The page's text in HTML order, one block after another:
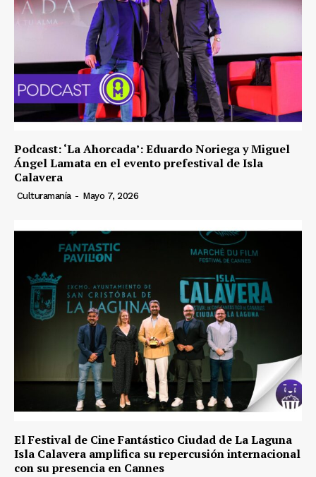
Podcast: ‘La Ahorcada’: Eduardo Noriega y Miguel
Ángel Lamata en el evento prefestival de Isla
Calavera
Culturamanía - Mayo 7, 2026
El Festival de Cine Fantástico Ciudad de La Laguna
Isla Calavera amplifica su repercusión internacional
con su presencia en Cannes